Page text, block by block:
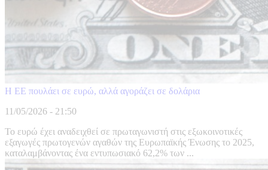
Η ΕΕ πουλάει σε ευρώ, αλλά αγοράζει σε δολάρια
11/05/2026 - 21:50
Το ευρώ έχει αναδειχθεί σε πρωταγωνιστή στις εξωκοινοτικές
εξαγωγές πρωτογενών αγαθών της Ευρωπαϊκής Ένωσης το 2025,
καταλαμβάνοντας ένα εντυπωσιακό 62,2% των ...